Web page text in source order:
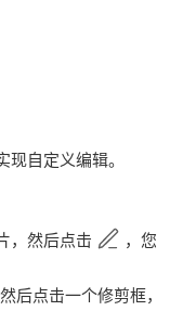
自定义编辑。
，然后点击
，您
后点击一个修剪框，